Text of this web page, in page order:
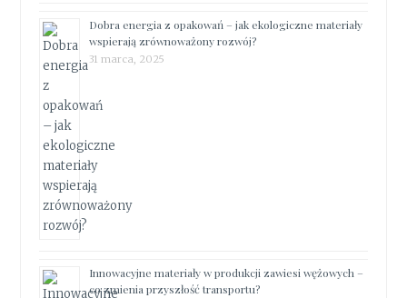
Dobra energia z opakowań – jak ekologiczne materiały
wspierają zrównoważony rozwój?
31 marca, 2025
Innowacyjne materiały w produkcji zawiesi wężowych –
co zmienia przyszłość transportu?